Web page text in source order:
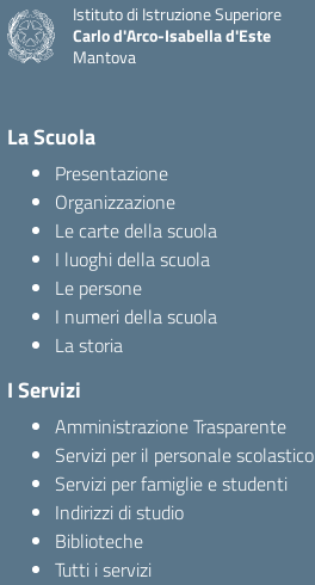
Istituto di Istruzione Superiore
Carlo d'Arco-Isabella d'Este
Mantova
La Scuola
Presentazione
Organizzazione
Le carte della scuola
I luoghi della scuola
Le persone
I numeri della scuola
La storia
I Servizi
Amministrazione Trasparente
Servizi per il personale scolastico
Servizi per famiglie e studenti
Indirizzi di studio
Biblioteche
Tutti i servizi